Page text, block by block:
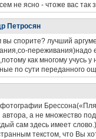
не ясно - чтоже вас
Петросян
спорите? лучший
переживания)надо
как многому учусь
по сути переданного
автора, а не множество
сам здесь имеет
текстом, что Вы